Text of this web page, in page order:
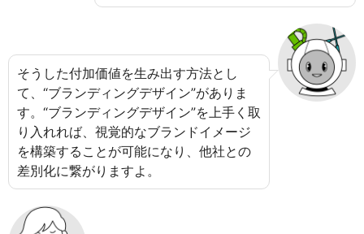
そうした付加価値を生み出す方法とし
て、“ブランディングデザイン”がありま
す。“ブランディングデザイン”を上手く取
り入れれば、視覚的なブランドイメージ
を構築することが可能になり、他社との
差別化に繋がりますよ。